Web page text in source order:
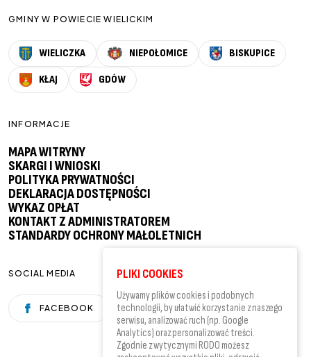
GMINY W POWIECIE WIELICKIM
WIELICZKA NIEPOŁOMICE
BISKUPICE
KŁAJ
GDÓW
INFORMACJE
MAPA WITRYNY
SKARGI I WNIOSKI
POLITYKA PRYWATNOŚCI
DEKLARACJA DOSTĘPNOŚCI
WYKAZ OPŁAT
KONTAKT Z ADMINISTRATOREM
STANDARDY OCHRONY MAŁOLETNICH
SOCIAL MEDIA
FACEBOOK YOUTUBE
PLIKI COOKIES
Używamy plików cookies i podobnych
technologii, by ułatwić korzystanie z naszego
serwisu, analizować ruch (np. Google
Analytics) oraz personalizować treści.
Zgodnie z wytycznymi RODO możesz